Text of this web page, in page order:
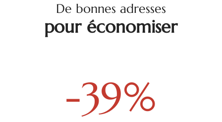
De bonnes adresses
pour économiser
-39%